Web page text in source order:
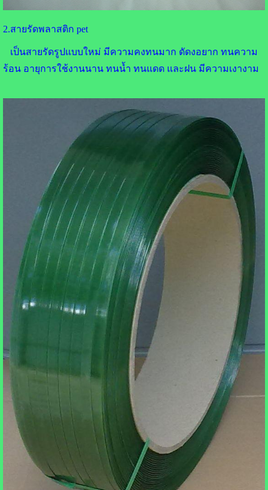
2.สายรัดพลาสติก pet
เป็นสายรัดรูปแบบใหม่ มีความคงทนมาก ดัดงอยาก ทนความ
ร้อน อายุการใช้งานนาน ทนน้ำ ทนแดด และฝน มีความเงางาม